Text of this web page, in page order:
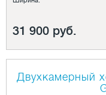
31 900 руб.
Двухкамерный